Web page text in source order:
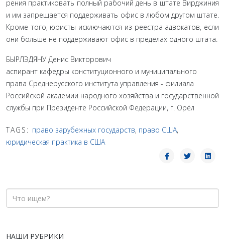
рения практиковать полный рабочий день в штате Вирджиния
и им запрещается поддерживать офис в любом другом штате.
Кроме того, юристы исключаются из реестра адвокатов, если
они больше не поддерживают офис в пределах одного штата.
БЫРЛЭДЯНУ Денис Викторович
аспирант кафедры конституционного и муниципального
права Среднерусского института управления - филиала
Российской академии народного хозяйства и государственной
службы при Президенте Российской Федерации, г. Орёл
TAGS: право зарубежных государств, право США,
юридическая практика в США
НАШИ РУБРИКИ